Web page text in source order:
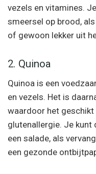
vezels en vitamines.
smeersel op brood,
of gewoon lekker uit
2. Quinoa
Quinoa is een
en vezels. Het is
waardoor het
glutenallergie. Je kunt
een salade, als
een gezonde